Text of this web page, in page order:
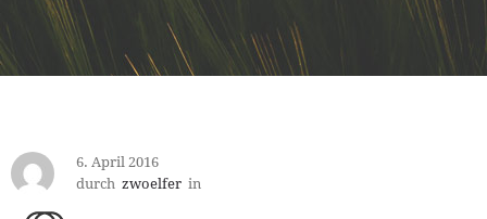
6. April 2016
durch zwoelfer in